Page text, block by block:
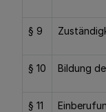
§ 9
§ 10 Bildung
§ 11